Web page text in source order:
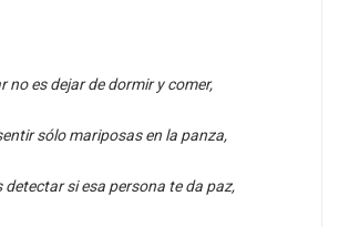
no es dejar de dormir y comer,
sólo mariposas en la panza,
detectar si esa persona te da paz,